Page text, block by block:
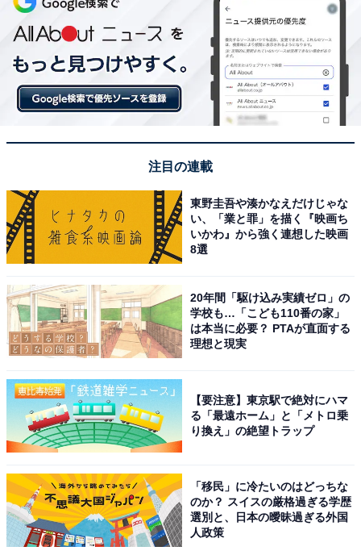
注目の連載
東野圭吾や湊かなえだけじゃな
い、「業と罪」を描く『映画ち
いかわ』から強く連想した映画
8選
20年間「駆け込み実績ゼロ」の
学校も…「こども110番の家」
は本当に必要？ PTAが直面する
理想と現実
【要注意】東京駅で絶対にハマ
る「最遠ホーム」と「メトロ乗
り換え」の絶望トラップ
「移民」に冷たいのはどっちな
のか？ スイスの厳格過ぎる学歴
選別と、日本の曖昧過ぎる外国
人政策